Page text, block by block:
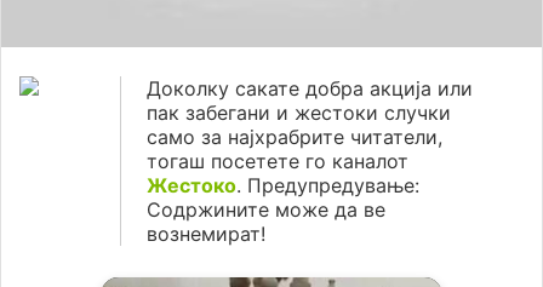
Доколку сакате добра акција или
пак забегани и жестоки случки
само за најхрабрите читатели,
тогаш посетете го каналот
Жестоко. Предупредување:
Содржините може да ве
вознемират!